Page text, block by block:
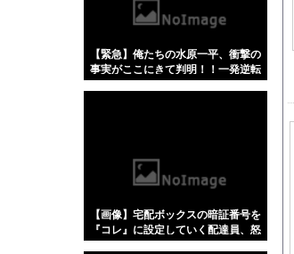
【緊急】俺たちの水原一平、衝撃の
事実がここにきて判明！！一発逆転
【画像】宅配ボックスの暗証番号を
『コレ』に設定していく配達員、怒